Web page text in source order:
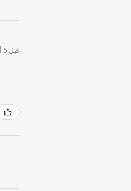
قبل 5 أشهر